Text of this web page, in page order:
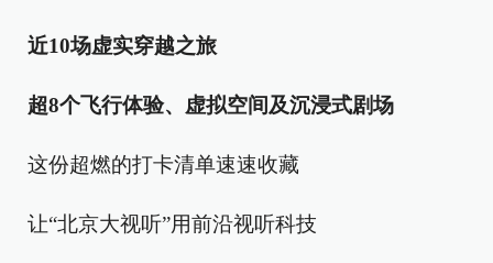
近10场虚实穿越之旅
超8个飞行体验、虚拟空间及沉浸式剧场
这份超燃的打卡清单速速收藏
让“北京大视听”用前沿视听科技